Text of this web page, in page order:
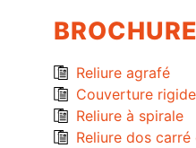
BROCHURE
Reliure agrafé
Couverture rigide
Reliure à spirale
Reliure dos carré